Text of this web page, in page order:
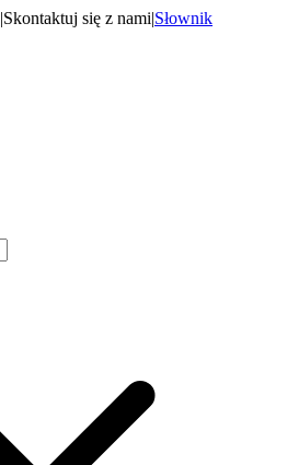
|Skontaktuj się z nami|Słownik